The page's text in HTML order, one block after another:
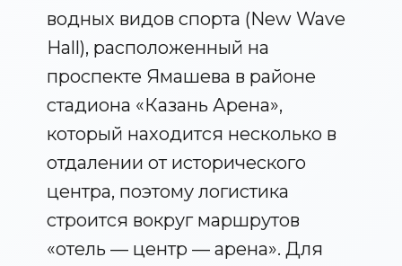
водных видов спорта (New Wave
Hall), расположенный на
проспекте Ямашева в районе
стадиона «Казань Арена»,
который находится несколько в
отдалении от исторического
центра, поэтому логистика
строится вокруг маршрутов
«отель — центр — арена». Для